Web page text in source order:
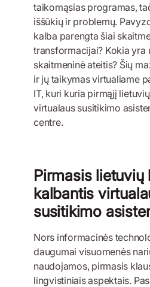
taikomąsias programas,
iššūkių ir problemų.
kalba parengta šiai
transformacijai? Kokia yra
skaitmeninė ateitis? Šių
ir jų taikymas virtualiame
IT, kuri kuria pirmąjį
virtualaus susitikimo
centre.
Pirmasis lietuvių
kalbantis
susitikimo
Nors informacinės
daugumai visuomenės
naudojamos, pirmasis
lingvistiniais aspektais.